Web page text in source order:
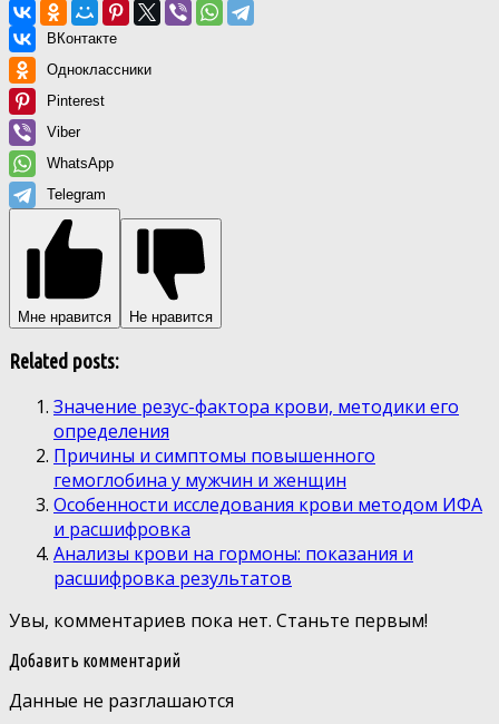
ВКонтакте
Одноклассники
Pinterest
Viber
WhatsApp
Telegram
Мне нравится Не нравится
Related posts:
Значение резус-фактора крови, методики его
определения
Причины и симптомы повышенного
гемоглобина у мужчин и женщин
Особенности исследования крови методом ИФА
и расшифровка
Анализы крови на гормоны: показания и
расшифровка результатов
Увы, комментариев пока нет. Станьте первым!
Добавить комментарий
Данные не разглашаются